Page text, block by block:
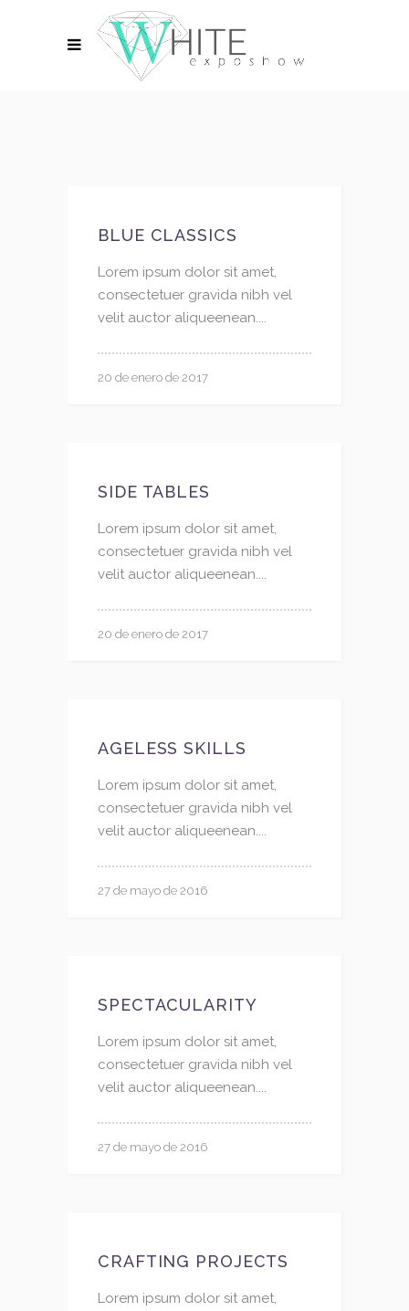
BLUE CLASSICS
Lorem ipsum dolor sit amet,
consectetuer gravida nibh vel
velit auctor aliqueenean....
20 de enero de 2017
SIDE TABLES
Lorem ipsum dolor sit amet,
consectetuer gravida nibh vel
velit auctor aliqueenean....
20 de enero de 2017
AGELESS SKILLS
Lorem ipsum dolor sit amet,
consectetuer gravida nibh vel
velit auctor aliqueenean....
27 de mayo de 2016
SPECTACULARITY
Lorem ipsum dolor sit amet,
consectetuer gravida nibh vel
velit auctor aliqueenean....
27 de mayo de 2016
CRAFTING PROJECTS
Lorem ipsum dolor sit amet,